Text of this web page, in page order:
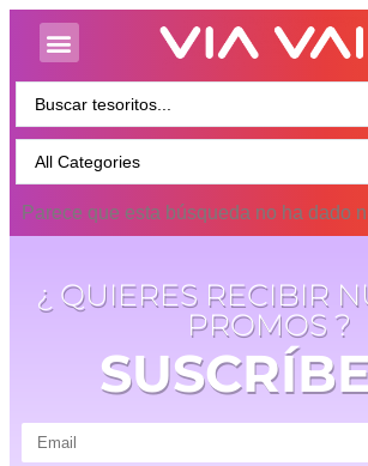
Parece que esta búsqueda no ha dado
¿ QUIERES RECIBIR
PROMOS ?